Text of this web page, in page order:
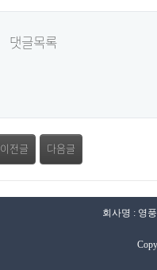
댓글목록
이전글 다음글
회사명 : 영